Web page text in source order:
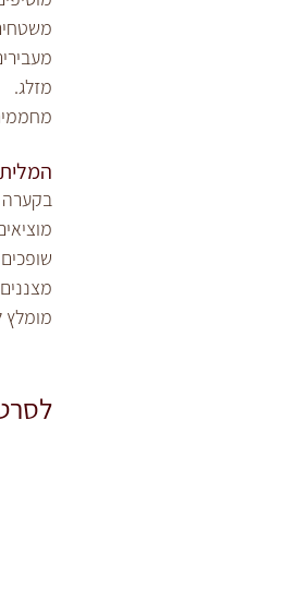
מזלג.
מחממים תנור ל-
בקערה
שופכים